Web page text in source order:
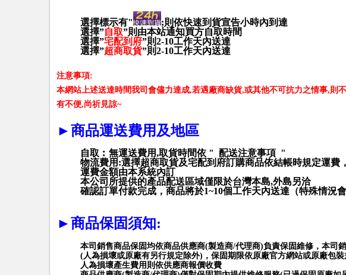
選擇標示有" ;則依快速到貨宣告小時內到達
選擇”自取”則由本站通知買方自取時間
選擇”宅配到府”則2-10工作天內送達
選擇”超商取貨”則2-10工作天內送達
注意事項:
本網站上述送達時間我司會儘力達成,若遇廠商缺貨,或其他不可抗力之情事,則
有不便,尚祈見諒~
►商品運送費用及地區
自取︰無運送費用,取貨時間依 " 配送注意事項 "
物流費用 :選擇超商取貨及宅配到府訂購商品依結帳時規定運費
運費金額由本系統內訂
本公司所提供的產品配送區域僅限於台灣本島,外島另洽
確認訂單付款完成，商品將於1~10個工作天內送達（特殊情況
►商品保固須知:
本司銷售商品保固均依商品供應商(製造商/代理商)負責保固維修，本司
(人為損壞或原廠有另行規定除外)，保固期限依原廠官方網站或原廠包
人為損壞產生費用則依供應商報價收費